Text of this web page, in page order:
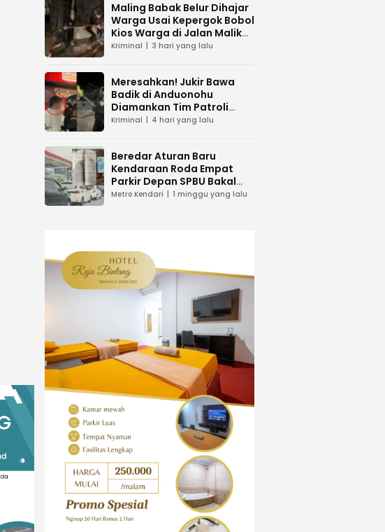
Maling Babak Belur Dihajar
Warga Usai Kepergok Bobol
Kios Warga di Jalan Malik
Raya Mandonga
Kriminal 3 hari yang lalu
Meresahkan! Jukir Bawa
Badik di Anduonohu
Diamankan Tim Patroli
Polresta Kendari
Kriminal 4 hari yang lalu
Beredar Aturan Baru
Kendaraan Roda Empat
Parkir Depan SPBU Bakal
Dikenakan Pungutan Karcis
Metro Kendari 1 minggu yang lalu